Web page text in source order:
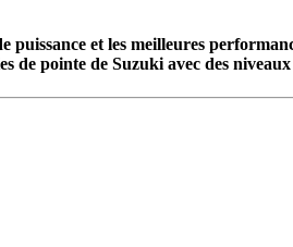
et les meilleures
de pointe de Suzuki avec des